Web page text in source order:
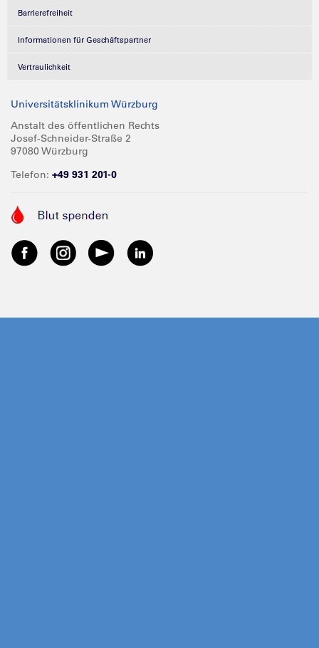
Barrierefreiheit
Informationen für Geschäftspartner
Vertraulichkeit
Universitätsklinikum Würzburg
Anstalt des öffentlichen Rechts
Josef-Schneider-Straße 2
97080 Würzburg
Telefon: +49 931 201-0